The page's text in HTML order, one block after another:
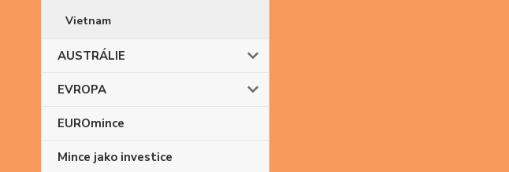
Vietnam
AUSTRÁLIE
EVROPA
EUROmince
Mince jako investice